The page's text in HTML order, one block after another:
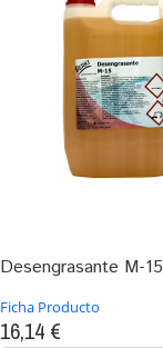
Desengrasante M-15
Ficha Producto
16,14 €